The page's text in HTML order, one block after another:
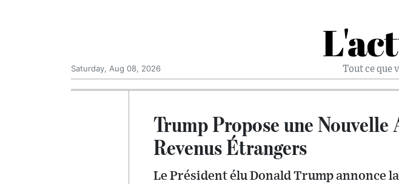
Tout ce que
Saturday, Aug 08, 2026
Trump Propose une Nouvelle
Revenus Étrangers
Le Président élu Donald Trump annonce